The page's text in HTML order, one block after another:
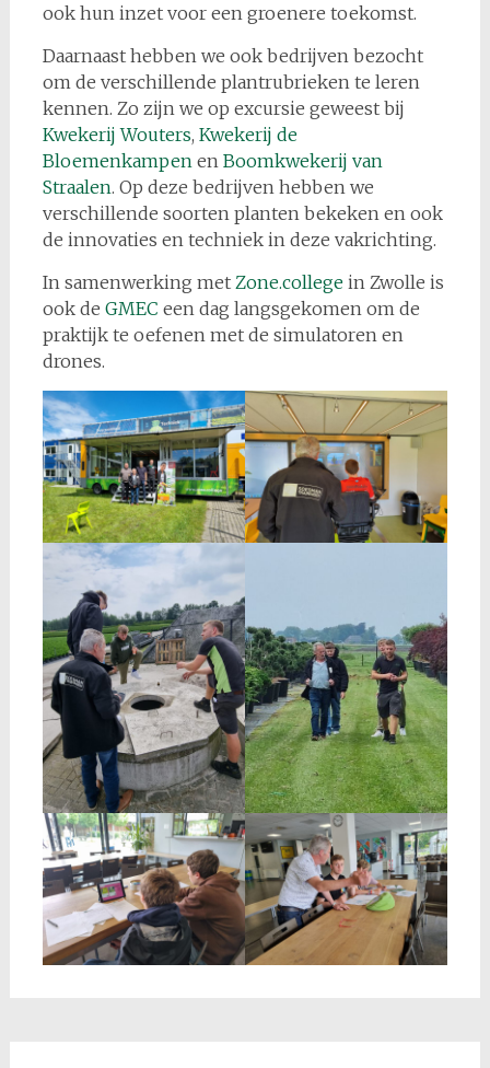
ook hun inzet voor een groenere toekomst.
Daarnaast hebben we ook bedrijven bezocht
om de verschillende plantrubrieken te leren
kennen. Zo zijn we op excursie geweest bij
Kwekerij Wouters, Kwekerij de
Bloemenkampenen Boomkwekerij van
Straalen. Op deze bedrijven hebben we
verschillende soorten planten bekeken en ook
de innovaties en techniek in deze vakrichting.
In samenwerking met Zone.collegein Zwolle is
ook de GMEC een dag langsgekomen om de
praktijk te oefenen met de simulatoren en
drones.